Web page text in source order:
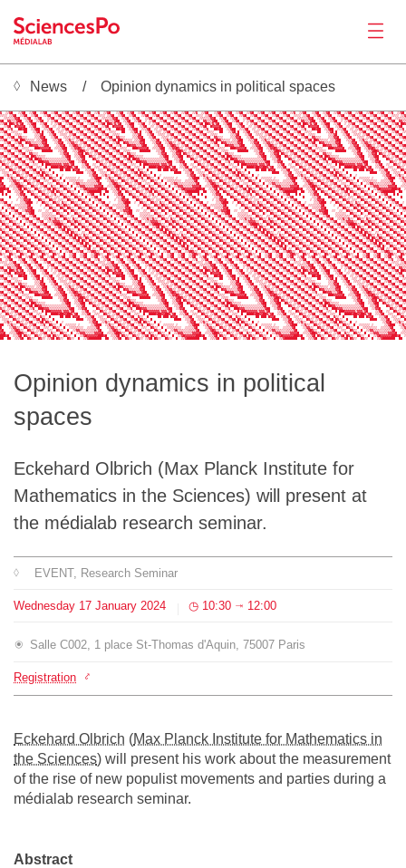
News
Productions
Activities
Tools
Seminar
Team
The médialab
News Opinion dynamics in political spaces
▓  ░▒▓█   ░▒▓█  ░▒▓█  ░▒▓█  ░▒▓█  ░▒▓█  ░▒▓█  ░▒▓█  ░▒▓  ░▒▓█   ░▒▓█  ░▒▓█  ░▒▓█  ░▒▓█  ░▒▓█  ░▒▓█  ░▒▓█  ░▒▓  ░▒▓█   ░▒▓█  ░▒▓█  ░▒▓█  ░▒▓█  ░▒▓█  ░▒▓█  ░▒▓█  ░▒▓  ░▒▓█   ░▒▓█  ░▒▓█  ░▒▓█  ░▒▓█  ░▒▓█  ░▒▓█  ░▒▓█  ░▒▓  ░▒▓█
░▒░░ ░▒▓█  ░▒▓█  ░▒▓█   ░▒▓█  ░▒▓█  ░▒▓█  ░▒▓█  ░▒▓█  ░▒░░ ░▒▓█  ░▒▓█  ░▒▓█   ░▒▓█  ░▒▓█  ░▒▓█  ░▒▓█  ░▒▓█  ░▒░░ ░▒▓█  ░▒▓█  ░▒▓█   ░▒▓█  ░▒▓█  ░▒▓█  ░▒▓█  ░▒▓█  ░▒░░ ░▒▓█  ░▒▓█  ░▒▓█   ░▒▓█  ░▒▓█  ░▒▓█  ░▒▓█  ░▒▓█  ░▒░░
░▒▒░░▒▓▓█  ░▒▓█  ░▒▓█   ░▒▓█  ░▒▓█  ░▒▓█  ░▒▓█  ░▒▓█  ░▒▒░░▒▓▓█  ░▒▓█  ░▒▓█   ░▒▓█  ░▒▓█  ░▒▓█  ░▒▓█  ░▒▓█  ░▒▒░░▒▓▓█  ░▒▓█  ░▒▓█   ░▒▓█  ░▒▓█  ░▒▓█  ░▒▓█  ░▒▓█  ░▒▒░░▒▓▓█  ░▒▓█  ░▒▓█   ░▒▓█  ░▒▓█  ░▒▓█  ░▒▓█  ░▒▓█
▓█  ▓▓▒▒▒▓██  ░▒▓█  ░▒▓█  ░ ░▒▓█  ░▒▓█  ░▒▓█  ░▒▓█  ░▒▓█  ▓▓▒▒▒▓██  ░▒▓█  ░▒▓█  ░ ░▒▓█  ░▒▓█  ░▒▓█  ░▒▓█  ░▒▓█  ▓▓▒▒▒▓██  ░▒▓█  ░▒▓█  ░ ░▒▓█  ░▒▓█  ░▒▓█  ░▒▓█  ░▒▓█  ▓▓▒▒▒▓██  ░▒▓█  ░▒▓█  ░ ░▒▓█  ░▒▓█  ░▒▓█  ░▒▓█  ░▒▓█
░▒▓█ ██▓▒▓▒▓█  ░▒▓██  ░▒▓█  ░ ░▒▓█  ░▒▓█  ░▒▓█  ░▒▓█  ░▒▓█ ██▓▒▓▒▓█  ░▒▓██  ░▒▓█  ░ ░▒▓█  ░▒▓█  ░▒▓█  ░▒▓█  ░▒▓█ ██▓▒▓▒▓█  ░▒▓██  ░▒▓█  ░ ░▒▓█  ░▒▓█  ░▒▓█  ░▒▓█  ░▒▓█ ██▓▒▓▒▓█  ░▒▓██  ░▒▓█  ░ ░▒▓█  ░▒▓█  ░▒▓█  ░▒▓█  ░▒▓█
░▒▓█  █▓▓▓▓█  ░▒▓█   ░▒▓█  ░░ ░▒▓█  ░▒▓█  ░▒▓█  ░▒▓█  ░▒▓█  █▓▓▓▓█  ░▒▓█   ░▒▓█  ░░ ░▒▓█  ░▒▓█  ░▒▓█  ░▒▓█  ░▒▓█  █▓▓▓▓█  ░▒▓█   ░▒▓█  ░░ ░▒▓█  ░▒▓█  ░▒▓█  ░▒▓█  ░▒▓█  █▓▓▓▓█  ░▒▓█   ░▒▓█  ░░ ░▒▓█  ░▒▓█  ░▒▓█  ░▒▓█  ░▒▓█
▓█  ░▒▓   ██▓██  ░▒▓██  ░░▒▓█  ░░ ░▒▓█  ░▒▓█  ░▒▓█  ░▒▓█  ░▒▓   ██▓██  ░▒▓██  ░░▒▓█  ░░ ░▒▓█  ░▒▓█  ░▒▓█  ░▒▓█  ░▒▓   ██▓██  ░▒▓██  ░░▒▓█  ░░ ░▒▓█  ░▒▓█  ░▒▓█  ░▒▓█  ░▒▓   ██▓██  ░▒▓██  ░░▒▓█  ░░ ░▒▓█  ░▒▓█  ░▒▓█  ░▒▓█
░▒▓█  ░▒░░   ██   ░▒▓█ █  ░▒▓█  ░▒░ ░▒▓█  ░▒▓█  ░▒▓█  ░▒▓█  ░▒░░   ██   ░▒▓█ █  ░▒▓█  ░▒░ ░▒▓█  ░▒▓█  ░▒▓█  ░▒▓█  ░▒░░   ██   ░▒▓█ █  ░▒▓█  ░▒░ ░▒▓█  ░▒▓█  ░▒▓█  ░▒▓█  ░▒░░   ██   ░▒▓█ █  ░▒▓█  ░▒░ ░▒▓█  ░▒▓█  ░▒▓█  ░▒▓█
░▒▓█  ░▒▒░       ░▒▒▓█   ░▒▓█  ░▒▒░ ░▒▓█  ░▒▓█  ░▒▓█  ░▒▓█  ░▒▒░       ░▒▒▓█   ░▒▓█  ░▒▒░ ░▒▓█  ░▒▓█  ░▒▓█  ░▒▓█  ░▒▒░       ░▒▒▓█   ░▒▓█  ░▒▒░ ░▒▓█  ░▒▓█  ░▒▓█  ░▒▓█  ░▒▒░       ░▒▒▓█   ░▒▓█  ░▒▒░ ░▒▓█  ░▒▓█  ░▒▓█  ░▒▓█
▓█  ░▒▓█  ▓▓▒░░    ░░▒▓▓█   ░▒▓█   ░▒▒░ ░▒▓█  ░▒▓█  ░▒▓█  ░▒▓█  ▓▓▒░░    ░░▒▓▓█   ░▒▓█   ░▒▒░ ░▒▓█  ░▒▓█  ░▒▓█  ░▒▓█  ▓▓▒░░    ░░▒▓▓█   ░▒▓█   ░▒▒░ ░▒▓█  ░▒▓█  ░▒▓█  ░▒▓█  ▓▓▒░░    ░░▒▓▓█   ░▒▓█   ░▒▒░ ░▒▓█  ░▒▓█  ░▒▓█
░▒▓█  ░▒▓█ ██▓▒▒░░░ ░▒▒▓██   ░▒▒▓█  ░▒▓▒░ ░▒▓█  ░▒▓█  ░▒▓█  ░▒▓█ ██▓▒▒░░░ ░▒▒▓██   ░▒▒▓█  ░▒▓▒░ ░▒▓█  ░▒▓█  ░▒▓█  ░▒▓█ ██▓▒▒░░░ ░▒▒▓██   ░▒▒▓█  ░▒▓▒░ ░▒▓█  ░▒▓█  ░▒▓█  ░▒▓█ ██▓▒▒░░░ ░▒▒▓██   ░▒▒▓█  ░▒▓▒░ ░▒▓█  ░▒▓█  ░▒▓█
░▒▓█  ░▒▓█  █▓▓▒▒▒░░▒▓▓█    ░▒▓▓█  ░▒▓▓▒░ ░▒▓█  ░▒▓█  ░▒▓█  ░▒▓█  █▓▓▒▒▒░░▒▓▓█    ░▒▓▓█  ░▒▓▓▒░ ░▒▓█  ░▒▓█  ░▒▓█  ░▒▓█  █▓▓▒▒▒░░▒▓▓█    ░▒▓▓█  ░▒▓▓▒░ ░▒▓█  ░▒▓█  ░▒▓█  ░▒▓█  █▓▓▒▒▒░░▒▓▓█    ░▒▓▓█  ░▒▓▓▒░ ░▒▓█  ░▒▓█  ░▒▓█
▓█  ░▒▓█  ░▒▓   ██▓▓▓▒▒▒▓██    ░▒▓▓█  ░▒▓█▓▒░ ░▒▓█  ░▒▓█  ░▒▓█  ░▒▓   ██▓▓▓▒▒▒▓██    ░▒▓▓█  ░▒▓█▓▒░ ░▒▓█  ░▒▓█  ░▒▓█  ░▒▓   ██▓▓▓▒▒▒▓██    ░▒▓▓█  ░▒▓█▓▒░ ░▒▓█  ░▒▓█  ░▒▓█  ░▒▓   ██▓▓▓▒▒▒▓██    ░▒▓▓█  ░▒▓█▓▒░ ░▒▓█  ░▒▓█
░▒▓█  ░▒▓█  ░▒░░   ███▓▓▓▓▓█  ░░░▒▓██  ░▒▓▓█▓▒░ ░▒▓█  ░▒▓█  ░▒▓█  ░▒░░   ███▓▓▓▓▓█  ░░░▒▓██  ░▒▓▓█▓▒░ ░▒▓█  ░▒▓█  ░▒▓█  ░▒░░   ███▓▓▓▓▓█  ░░░▒▓██  ░▒▓▓█▓▒░ ░▒▓█  ░▒▓█  ░▒▓█  ░▒░░   ███▓▓▓▓▓█  ░░░▒▓██  ░▒▓▓█▓▒░ ░▒▓█  ░▒▓█
░▒▓█  ░▒▓█  ░▒▒░     ██████   ░▒▒▓█   ░▒▒▓██▓▒░ ░▒▓█  ░▒▓█  ░▒▓█  ░▒▒░     ██████   ░▒▒▓█   ░▒▒▓██▓▒░ ░▒▓█  ░▒▓█  ░▒▓█  ░▒▒░     ██████   ░▒▒▓█   ░▒▒▓██▓▒░ ░▒▓█  ░▒▓█  ░▒▓█  ░▒▒░     ██████   ░▒▒▓█   ░▒▒▓██▓▒░ ░▒▓█  ░▒▓█
▓█  ░▒▓█  ░▒▓█  ▓▓▒░░            ░▒▓▓█   ░▒▓▓█ █▓▒░ ░▒▓█  ░▒▓█  ░▒▓█  ▓▓▒░░            ░▒▓▓█   ░▒▓▓█ █▓▒░ ░▒▓█  ░▒▓█  ░▒▓█  ▓▓▒░░            ░▒▓▓█   ░▒▓▓█ █▓▒░ ░▒▓█  ░▒▓█  ░▒▓█  ▓▓▒░░            ░▒▓▓█   ░▒▓▓█ █▓▒░ ░▒▓█
░▒▓█  ░▒▓█  ░▒▓█ ██▓▒▒░░░         ░▒▓██  ░░▒▓██  █▓▒░ ░▒▓█  ░▒▓█  ░▒▓█ ██▓▒▒░░░         ░▒▓██  ░░▒▓██  █▓▒░ ░▒▓█  ░▒▓█  ░▒▓█ ██▓▒▒░░░         ░▒▓██  ░░▒▓██  █▓▒░ ░▒▓█  ░▒▓█  ░▒▓█ ██▓▒▒░░░         ░▒▓██  ░░▒▓██  █▓▒░ ░▒▓█
░ ░▒▓█  ░▒▓█  ░▒▓█ ██▓▓▒▒▒░░░░░░░░░░▒▓█   ░▒▒▓█    █▓▒░ ░▒▓█  ░▒▓█  ░▒▓█ ██▓▓▒▒▒░░░░░░░░░░▒▓█   ░▒▒▓█    █▓▒░ ░▒▓█  ░▒▓█  ░▒▓█ ██▓▓▒▒▒░░░░░░░░░░▒▓█   ░▒▒▓█    █▓▒░ ░▒▓█  ░▒▓█  ░▒▓█ ██▓▓▒▒▒░░░░░░░░░░▒▓█   ░▒▒▓█    █▓▒░ ░▒▓█
▓▒░ ░▒▓█  ░▒▓█  ░▒▓  ███▓▓▓▒▒▒▒▒▒▒▒▒▒▒▓██  ░▒▓▓█     █▓▒░ ░▒▓█  ░▒▓█  ░▒▓  ███▓▓▓▒▒▒▒▒▒▒▒▒▒▒▓██  ░▒▓▓█     █▓▒░ ░▒▓█  ░▒▓█  ░▒▓  ███▓▓▓▒▒▒▒▒▒▒▒▒▒▒▓██  ░▒▓▓█     █▓▒░ ░▒▓█  ░▒▓█  ░▒▓  ███▓▓▓▒▒▒▒▒▒▒▒▒▒▒▓██  ░▒▓▓█     █▓▒░
█▓▒░ ░▒▓█  ░▒▓█  ░▒░  █ ███▓▓▓▓▓▓▒▓▓▓▒▓█    ░▒▓█  ░░  █▓▒░ ░▒▓█  ░▒▓█  ░▒░  █ ███▓▓▓▓▓▓▒▓▓▓▒▓█    ░▒▓█  ░░  █▓▒░ ░▒▓█  ░▒▓█  ░▒░  █ ███▓▓▓▓▓▓▒▓▓▓▒▓█    ░▒▓█  ░░  █▓▒░ ░▒▓█  ░▒▓█  ░▒░  █ ███▓▓▓▓▓▓▒▓▓▓▒▓█    ░▒▓█  ░░  █▓▒░
░  █▓▒░ ░▒▓█  ░▒▓█  ░▒░  █  ████▓██▓▓██▓▒▓█  ░░▒▓█  ░▒░  █▓▒░ ░▒▓█  ░▒▓█  ░▒░  █  ████▓██▓▓██▓▒▓█  ░░▒▓█  ░▒░  █▓▒░ ░▒▓█  ░▒▓█  ░▒░  █  ████▓██▓▓██▓▒▓█  ░░▒▓█  ░▒░  █▓▒░ ░▒▓█  ░▒▓█  ░▒░  █  ████▓██▓▓██▓▒▓█  ░░▒▓█  ░▒░
░▒░  █▓▒░ ░▒▓█  ░▒▓█  ▓▒░  █     ██ ███ █▓▓█   ░░▒▓█  ░▒░  █▓▒░ ░▒▓█  ░▒▓█  ▓▒░  █     ██ ███ █▓▓█   ░░▒▓█  ░▒░  █▓▒░ ░▒▓█  ░▒▓█  ▓▒░  █     ██ ███ █▓▓█   ░░▒▓█  ░▒░  █▓▒░ ░▒▓█  ░▒▓█  ▓▒░  █     ██ ███ █▓▓█   ░░▒▓█  ░▒░
░▒▒░  █▓▒░ ░▒▓█  ░▒▓█ █▓▒░  █            ████  ░▒▒▓█  ░▒▒░  █▓▒░ ░▒▓█  ░▒▓█ █▓▒░  █            ████  ░▒▒▓█  ░▒▒░  █▓▒░ ░▒▓█  ░▒▓█ █▓▒░  █            ████  ░▒▒▓█  ░▒▒░  █▓▒░ ░▒▓█  ░▒▓█ █▓▒░  █            ████  ░▒▒▓█  ░▒▒░
░▒▓▒░  █▓▒░ ░▒▓█  ░▒▓█ █▓▒░  █  ░              ░▒▓▓█  ░▒▓▒░  █▓▒░ ░▒▓█  ░▒▓█ █▓▒░  █  ░              ░▒▓▓█  ░▒▓▒░  █▓▒░ ░▒▓█  ░▒▓█ █▓▒░  █  ░              ░▒▓▓█  ░▒▓▒░  █▓▒░ ░▒▓█  ░▒▓█ █▓▒░  █  ░              ░▒▓▓█  ░▒▓▒░
██  ░▒▓▒░  █▓▒░ ░▒▓█  ░▒▓  █▓▒░  █  ░░░░░░ ░      ░▒▓███  ░▒▓▒░  █▓▒░ ░▒▓█  ░▒▓  █▓▒░  █  ░░░░░░ ░      ░▒▓███  ░▒▓▒░  █▓▒░ ░▒▓█  ░▒▓  █▓▒░  █  ░░░░░░ ░      ░▒▓███  ░▒▓▒░  █▓▒░ ░▒▓█  ░▒▓  █▓▒░  █  ░░░░░░ ░      ░▒▓███
█    ░▒▓▓▒░  █▓▒░ ░▒▓█  ░▒░  █▓▒░  █  ░▒▒▒▒░░░  ░░░░▒▓█    ░▒▓▓▒░  █▓▒░ ░▒▓█  ░▒░  █▓▒░  █  ░▒▒▒▒░░░  ░░░░▒▓█    ░▒▓▓▒░  █▓▒░ ░▒▓█  ░▒░  █▓▒░  █  ░▒▒▒▒░░░  ░░░░▒▓█    ░▒▓▓▒░  █▓▒░ ░▒▓█  ░▒░  █▓▒░  █  ░▒▒▒▒░░░  ░░░░▒▓█
▓█    ░▒▓█▓▒░  █▓▒░ ░▒▓█  ░▒░  █▓▒░  █  ░▒▓▓▒▒▒░░░▒▒▒▒▓█    ░▒▓█▓▒░  █▓▒░ ░▒▓█  ░▒░  █▓▒░  █  ░▒▓▓▒▒▒░░░▒▒▒▒▓█    ░▒▓█▓▒░  █▓▒░ ░▒▓█  ░▒░  █▓▒░  █  ░▒▓▓▒▒▒░░░▒▒▒▒▓█    ░▒▓█▓▒░  █▓▒░ ░▒▓█  ░▒░  █▓▒░  █  ░▒▓▓▒▒▒░░░▒▒▒▒▓█
▓▓█  ░░░▒▓██▓▒░  █▓▒░ ░▒▓█  ▓▒░  █▓▒░  █  ░▒▓▓▓▒▒▒▒▒▓▓▓▓█  ░░░▒▓██▓▒░  █▓▒░ ░▒▓█  ▓▒░  █▓▒░  █  ░▒▓▓▓▒▒▒▒▒▓▓▓▓█  ░░░▒▓██▓▒░  █▓▒░ ░▒▓█  ▓▒░  █▓▒░  █  ░▒▓▓▓▒▒▒▒▒▓▓▓▓█  ░░░▒▓██▓▒░  █▓▒░ ░▒▓█  ▓▒░  █▓▒░  █  ░▒▓▓▓▒▒▒▒▒▓▓▓▓█
███▓█  ░░▒▓█ █▓▒░  █▓▒░ ░▒▓█ █▓▒░  █▓▒░  █  ░▒▓█▓▓▓▓▓▓███▓█  ░░▒▓█ █▓▒░  █▓▒░ ░▒▓█ █▓▒░  █▓▒░  █  ░▒▓█▓▓▓▓▓▓███▓█  ░░▒▓█ █▓▒░  █▓▒░ ░▒▓█ █▓▒░  █▓▒░  █  ░▒▓█▓▓▓▓▓▓███▓█  ░░▒▓█ █▓▒░  █▓▒░ ░▒▓█ █▓▒░  █▓▒░  █  ░▒▓█▓▓▓▓▓▓███▓█
██  ██  ░▒▒▓█  █▓▒░  █▓▒░ ░▒▓█ █▓▒░  █▓▒░  █  ░▒▓███████  ██  ░▒▒▓█  █▓▒░  █▓▒░ ░▒▓█ █▓▒░  █▓▒░  █  ░▒▓███████  ██  ░▒▒▓█  █▓▒░  █▓▒░ ░▒▓█ █▓▒░  █▓▒░  █  ░▒▓███████  ██  ░▒▒▓█  █▓▒░  █▓▒░ ░▒▓█ █▓▒░  █▓▒░  █  ░▒▓███████  ██
█ █     ░▒▓▓█   █▓▒░  █▓▒░ ░▒▓  █▓▒░  █▓▒░  █  ░▒▓█   █ █     ░▒▓▓█   █▓▒░  █▓▒░ ░▒▓  █▓▒░  █▓▒░  █  ░▒▓█   █ █     ░▒▓▓█   █▓▒░  █▓▒░ ░▒▓  █▓▒░  █▓▒░  █  ░▒▓█   █ █     ░▒▓▓█   █▓▒░  █▓▒░ ░▒▓  █▓▒░  █▓▒░  █  ░▒▓█   █ █
█    ░▒▒▓█    █▓▒░  █▓▒░ ░▒░  █▓▒░  █▓▒░  █  ░▒▓█     █    ░▒▒▓█    █▓▒░  █▓▒░ ░▒░  █▓▒░  █▓▒░  █  ░▒▓█     █    ░▒▒▓█    █▓▒░  █▓▒░ ░▒░  █▓▒░  █▓▒░  █  ░▒▓█     █    ░▒▒▓█    █▓▒░  █▓▒░ ░▒░  █▓▒░  █▓▒░  █  ░▒▓█     █
▓█       ░ ░▒▓▓▓█    █▓▒░  █▓▒░ ░▒░  █▓▒░  █▓▒░  █  ░▒▓█       ░ ░▒▓▓▓█    █▓▒░  █▓▒░ ░▒░  █▓▒░  █▓▒░  █  ░▒▓█       ░ ░▒▓▓▓█    █▓▒░  █▓▒░ ░▒░  █▓▒░  █▓▒░  █  ░▒▓█       ░ ░▒▓▓▓█    █▓▒░  █▓▒░ ░▒░  █▓▒░  █▓▒░  █  ░▒▓█
░▒▓█  ░    ░░▒▓███  ░  █▓▒░  █▓▒░ ▓▒░  █▓▒░  █▓▒░  █  ░▒▓█  ░    ░░▒▓███  ░  █▓▒░  █▓▒░ ▓▒░  █▓▒░  █▓▒░  █  ░▒▓█  ░    ░░▒▓███  ░  █▓▒░  █▓▒░ ▓▒░  █▓▒░  █▓▒░  █  ░▒▓█  ░    ░░▒▓███  ░  █▓▒░  █▓▒░ ▓▒░  █▓▒░  █▓▒░  █  ░▒▓█  ░
░▒▓█  ░░░░░▒▒▓█     ░  █▓▒░  █▓▒░█▓▒░  █▓▒░  █▓▒░  █  ░▒▓█  ░░░░░▒▒▓█     ░  █▓▒░  █▓▒░█▓▒░  █▓▒░  █▓▒░  █  ░▒▓█  ░░░░░▒▒▓█     ░  █▓▒░  █▓▒░█▓▒░  █▓▒░  █▓▒░  █  ░▒▓█  ░░░░░▒▒▓█     ░  █▓▒░  █▓▒░█▓▒░  █▓▒░  █▓▒░  █  ░▒▓█
█  ░▒▓█  ░▒▒▒▒▓▓█      ░  █▓▒░  █▓▒ █▓▒░  █▓▒░  █▓▒░  █  ░▒▓█  ░▒▒▒▒▓▓█      ░  █▓▒░  █▓▒ █▓▒░  █▓▒░  █▓▒░  █  ░▒▓█  ░▒▒▒▒▓▓█      ░  █▓▒░  █▓▒ █▓▒░  █▓▒░  █▓▒░  █  ░▒▓█  ░▒▒▒▒▓▓█      ░  █▓▒░  █▓▒ █▓▒░  █▓▒░  █▓▒░  █
░  █  ░▒▓█  ░▒▓▓▓██  ░░  ░░  █▓▒░  █▓  █▓▒░  █▓▒░  █▓▒░  █  ░▒▓█  ░▒▓▓▓██  ░░  ░░  █▓▒░  █▓  █▓▒░  █▓▒░  █▓▒░  █  ░▒▓█  ░▒▓▓▓██  ░░  ░░  █▓▒░  █▓  █▓▒░  █▓▒░  █▓▒░  █  ░▒▓█  ░▒▓▓▓██  ░░  ░░  █▓▒░  █▓  █▓▒░  █▓▒░  █▓▒░  █
▓▒░  █  ░▒▓█  ░▒▓██    ░░░░▒░  █▓▒░  █░  █▓▒░  █▓▒░  █▓▒░  █  ░▒▓█  ░▒▓██    ░░░░▒░  █▓▒░  █░  █▓▒░  █▓▒░  █▓▒░  █  ░▒▓█  ░▒▓██    ░░░░▒░  █▓▒░  █░  █▓▒░  █▓▒░  █▓▒░  █  ░▒▓█  ░▒▓██    ░░░░▒░  █▓▒░  █░  █▓▒░  █▓▒░  █▓▒░  █
█▓▒░  █  ░▒▓█  ░▒▓█   ░░▒▒░▒▒░  █▓▒░  ▒░  █▓▒░  █▓▒░  █▓▒░  █  ░▒▓█  ░▒▓█   ░░▒▒░▒▒░  █▓▒░  ▒░  █▓▒░  █▓▒░  █▓▒░  █  ░▒▓█  ░▒▓█   ░░▒▒░▒▒░  █▓▒░  ▒░  █▓▒░  █▓▒░  █▓▒░  █  ░▒▓█  ░▒▓█   ░░▒▒░▒▒░  █▓▒░  ▒░  █▓▒░  █▓▒░  █▓▒░
░  █▓▒░  █  ░▒▓█  ░▒▓█  ░▒▒▓▒▒▓▒░  █▓▒░ ▓▒░  █▓▒░  █▓▒░  █▓▒░  █  ░▒▓█  ░▒▓█  ░▒▒▓▒▒▓▒░  █▓▒░ ▓▒░  █▓▒░  █▓▒░  █▓▒░  █  ░▒▓█  ░▒▓█  ░▒▒▓▒▒▓▒░  █▓▒░ ▓▒░  █▓▒░  █▓▒░  █▓▒░  █  ░▒▓█  ░▒▓█  ░▒▒▓▒▒▓▒░  █▓▒░ ▓▒░  █▓▒░  █▓▒░
▓▒░  █▓▒░  █  ░▒▓█  ░▒▓█  ░▒▒▓▓▓▓▒░  █▓▒░█▓▒░  █▓▒░  █▓▒░  █▓▒░  █  ░▒▓█  ░▒▓█  ░▒▒▓▓▓▓▒░  █▓▒░█▓▒░  █▓▒░  █▓▒░  █▓▒░  █  ░▒▓█  ░▒▓█  ░▒▒▓▓▓▓▒░  █▓▒░█▓▒░  █▓▒░  █▓▒░  █▓▒░  █  ░▒▓█  ░▒▓█  ░▒▒▓▓▓▓▒░  █▓▒░█▓▒░  █▓▒░  █▓▒░
█▓▒░  █▓▒░  █  ░▒▓█  ░▒▓█  ░▒▓███▓▒░  █▓▒ █▓▒░  █▓▒░  █▓▒░  █▓▒░  █  ░▒▓█  ░▒▓█  ░▒▓███▓▒░  █▓▒ █▓▒░  █▓▒░  █▓▒░  █▓▒░  █  ░▒▓█  ░▒▓█  ░▒▓███▓▒░  █▓▒ █▓▒░  █▓▒░  █▓▒░  █▓▒░  █  ░▒▓█  ░▒▓█  ░▒▓███▓▒░  █▓▒ █▓▒░  █▓▒░  █▓▒░
░  █▓▒░  █▓▒░  █  ░▒▓█  ░▒▓█  ░▒▓█ █▓▒░  █▓  █▓▒░  █▓▒░  █▓▒░  █▓▒░  █  ░▒▓█  ░▒▓█  ░▒▓█ █▓▒░  █▓  █▓▒░  █▓▒░  █▓▒░  █▓▒░  █  ░▒▓█  ░▒▓█  ░▒▓█ █▓▒░  █▓  █▓▒░  █▓▒░  █▓▒░  █▓▒░  █  ░▒▓█  ░▒▓█  ░▒▓█ █▓▒░  █▓  █▓▒░  █▓▒░
▓▒░  █▓▒░  █▓▒░  █  ░▒▓█  ░▒▓█  ░▒▓█ █▓▒░  █░  █▓▒░  █▓▒░  █▓▒░  █▓▒░  █  ░▒▓█  ░▒▓█  ░▒▓█ █▓▒░  █░  █▓▒░  █▓▒░  █▓▒░  █▓▒░  █  ░▒▓█  ░▒▓█  ░▒▓█ █▓▒░  █░  █▓▒░  █▓▒░  █▓▒░  █▓▒░  █  ░▒▓█  ░▒▓█  ░▒▓█ █▓▒░  █░  █▓▒░  █▓▒░
█▓▒░  █▓▒░  █▓▒░  █  ░▒▓█  ░▒▓█  ░▒▓█ █▓▒░  ▒░  █▓▒░  █▓▒░  █▓▒░  █▓▒░  █  ░▒▓█  ░▒▓█  ░▒▓█ █▓▒░  ▒░  █▓▒░  █▓▒░  █▓▒░  █▓▒░  █  ░▒▓█  ░▒▓█  ░▒▓█ █▓▒░  ▒░  █▓▒░  █▓▒░  █▓▒░  █▓▒░  █  ░▒▓█  ░▒▓█  ░▒▓█ █▓▒░  ▒░  █▓▒░  █▓▒░
░  █▓▒░  █▓▒░  █▓▒░  █  ░▒▓█  ░▒▓█  ░▒▓█ █▓▒░ ▓▒░  █▓▒░  █▓▒░  █▓▒░  █▓▒░  █  ░▒▓█  ░▒▓█  ░▒▓█ █▓▒░ ▓▒░  █▓▒░  █▓▒░  █▓▒░  █▓▒░  █  ░▒▓█  ░▒▓█  ░▒▓█ █▓▒░ ▓▒░  █▓▒░  █▓▒░  █▓▒░  █▓▒░  █  ░▒▓█  ░▒▓█  ░▒▓█ █▓▒░ ▓▒░  █▓▒░
▓▒░  █▓▒░  █▓▒░  █▓▒░  █  ░▒▓█  ░▒▓█  ░▒▓█ █▓▒░█▓▒░  █▓▒░  █▓▒░  █▓▒░  █▓▒░  █  ░▒▓█  ░▒▓█  ░▒▓█ █▓▒░█▓▒░  █▓▒░  █▓▒░  █▓▒░  █▓▒░  █  ░▒▓█  ░▒▓█  ░▒▓█ █▓▒░█▓▒░  █▓▒░  █▓▒░  █▓▒░  █▓▒░  █  ░▒▓█  ░▒▓█  ░▒▓█ █▓▒░█▓▒░  █▓▒░
█▓▒░  █▓▒░  █▓▒░  █▓▒░  █  ░▒▓█  ░▒▓█  ░▒▓█ █▓▒ █▓▒░  █▓▒░  █▓▒░  █▓▒░  █▓▒░  █  ░▒▓█  ░▒▓█  ░▒▓█ █▓▒ █▓▒░  █▓▒░  █▓▒░  █▓▒░  █▓▒░  █  ░▒▓█  ░▒▓█  ░▒▓█ █▓▒ █▓▒░  █▓▒░  █▓▒░  █▓▒░  █▓▒░  █  ░▒▓█  ░▒▓█  ░▒▓█ █▓▒ █▓▒░  █▓▒░
░  █▓▒░  █▓▒░  █▓▒░  █▓▒░  █  ░▒▓█  ░▒▓█  ░▒▓█ █▓  █▓▒░  █▓▒░  █▓▒░  █▓▒░  █▓▒░  █  ░▒▓█  ░▒▓█  ░▒▓█ █▓  █▓▒░  █▓▒░  █▓▒░  █▓▒░  █▓▒░  █  ░▒▓█  ░▒▓█  ░▒▓█ █▓  █▓▒░  █▓▒░  █▓▒░  █▓▒░  █▓▒░  █  ░▒▓█  ░▒▓█  ░▒▓█ █▓  █▓▒░  █▓▒░
▓▒░  █▓▒░  █▓▒░  █▓▒░  █▓▒░  █  ░▒▓█  ░▒▓█  ░▒▓█ █░  █▓▒░  █▓▒░  █▓▒░  █▓▒░  █▓▒░  █  ░▒▓█  ░▒▓█  ░▒▓█ █░  █▓▒░  █▓▒░  █▓▒░  █▓▒░  █▓▒░  █  ░▒▓█  ░▒▓█  ░▒▓█ █░  █▓▒░  █▓▒░  █▓▒░  █▓▒░  █▓▒░  █  ░▒▓█  ░▒▓█  ░▒▓█ █░  █▓▒░
█▓▒░  █▓▒░  █▓▒░  █▓▒░  █▓▒░  █  ░▒▓█  ░▒▓█  ░▒▓█ ▒░  █▓▒░  █▓▒░  █▓▒░  █▓▒░  █▓▒░  █  ░▒▓█  ░▒▓█  ░▒▓█ ▒░  █▓▒░  █▓▒░  █▓▒░  █▓▒░  █▓▒░  █  ░▒▓█  ░▒▓█  ░▒▓█ ▒░  █▓▒░  █▓▒░  █▓▒░  █▓▒░  █▓▒░  █  ░▒▓█  ░▒▓█  ░▒▓█ ▒░  █▓▒░
░  █▓▒░  █▓▒░  █▓▒░  █▓▒░  █▓▒░  █  ░▒▓█  ░▒▓█  ░▒▓█▓▒░  █▓▒░  █▓▒░  █▓▒░  █▓▒░  █▓▒░  █  ░▒▓█  ░▒▓█  ░▒▓█▓▒░  █▓▒░  █▓▒░  █▓▒░  █▓▒░  █▓▒░  █  ░▒▓█  ░▒▓█  ░▒▓█▓▒░  █▓▒░  █▓▒░  █▓▒░  █▓▒░  █▓▒░  █  ░▒▓█  ░▒▓█  ░▒▓█▓▒░  █▓▒░
▓▒░  █▓▒░  █▓▒░  █▓▒░  █▓▒░  █▓▒░  █  ░▒▓█  ░▒▓█  ░▒▓█▓▒░  █▓▒░  █▓▒░  █▓▒░  █▓▒░  █▓▒░  █  ░▒▓█  ░▒▓█  ░▒▓█▓▒░  █▓▒░  █▓▒░  █▓▒░  █▓▒░  █▓▒░  █  ░▒▓█  ░▒▓█  ░▒▓█▓▒░  █▓▒░  █▓▒░  █▓▒░  █▓▒░  █▓▒░  █  ░▒▓█  ░▒▓█  ░▒▓█▓▒░
░▒▓█  ░▒▓█  ░▒▓█  ░▒▓█  ░▒▓█  ░▒▓█  ░▒▓█  ░▒▓█  ░▒▓█  ░▒▓█  ░▒▓█  ░▒▓█  ░▒▓█  ░▒▓█  ░▒▓█  ░▒▓█  ░▒▓█  ░▒▓█  ░▒▓█  ░▒▓█  ░▒▓█  ░▒▓█  ░▒▓█  ░▒▓█  ░▒▓█  ░▒▓█  ░▒▓█  ░▒▓█  ░▒▓█  ░▒▓█  ░▒▓█  ░▒▓█  ░▒▓█  ░▒▓█  ░▒▓█  ░▒▓█  ░▒▓█
▓  ░▒▓█   ░▒▓█  ░▒▓█  ░▒▓█  ░▒▓█  ░▒▓█  ░▒▓█  ░▒▓█  ░▒▓  ░▒▓█   ░▒▓█  ░▒▓█  ░▒▓█  ░▒▓█  ░▒▓█  ░▒▓█  ░▒▓█  ░▒▓  ░▒▓█   ░▒▓█  ░▒▓█  ░▒▓█  ░▒▓█  ░▒▓█  ░▒▓█  ░▒▓█  ░▒▓  ░▒▓█   ░▒▓█  ░▒▓█  ░▒▓█  ░▒▓█  ░▒▓█  ░▒▓█  ░▒▓█  ░▒▓  ░▒▓█
░▒░░ ░▒▓█  ░▒▓█  ░▒▓█   ░▒▓█  ░▒▓█  ░▒▓█  ░▒▓█  ░▒▓█  ░▒░░ ░▒▓█  ░▒▓█  ░▒▓█   ░▒▓█  ░▒▓█  ░▒▓█  ░▒▓█  ░▒▓█  ░▒░░ ░▒▓█  ░▒▓█  ░▒▓█   ░▒▓█  ░▒▓█  ░▒▓█  ░▒▓█  ░▒▓█  ░▒░░ ░▒▓█  ░▒▓█  ░▒▓█   ░▒▓█  ░▒▓█  ░▒▓█  ░▒▓█  ░▒▓█  ░▒░░
░▒▒░░▒▓▓█  ░▒▓█  ░▒▓█   ░▒▓█  ░▒▓█  ░▒▓█  ░▒▓█  ░▒▓█  ░▒▒░░▒▓▓█  ░▒▓█  ░▒▓█   ░▒▓█  ░▒▓█  ░▒▓█  ░▒▓█  ░▒▓█  ░▒▒░░▒▓▓█  ░▒▓█  ░▒▓█   ░▒▓█  ░▒▓█  ░▒▓█  ░▒▓█  ░▒▓█  ░▒▒░░▒▓▓█  ░▒▓█  ░▒▓█   ░▒▓█  ░▒▓█  ░▒▓█  ░▒▓█  ░▒▓█
▓█  ▓▓▒▒▒▓██  ░▒▓█  ░▒▓█  ░ ░▒▓█  ░▒▓█  ░▒▓█  ░▒▓█  ░▒▓█  ▓▓▒▒▒▓██  ░▒▓█  ░▒▓█  ░ ░▒▓█  ░▒▓█  ░▒▓█  ░▒▓█  ░▒▓█  ▓▓▒▒▒▓██  ░▒▓█  ░▒▓█  ░ ░▒▓█  ░▒▓█  ░▒▓█  ░▒▓█  ░▒▓█  ▓▓▒▒▒▓██  ░▒▓█  ░▒▓█  ░ ░▒▓█  ░▒▓█  ░▒▓█  ░▒▓█  ░▒▓█
░▒▓█ ██▓▒▓▒▓█  ░▒▓██  ░▒▓█  ░ ░▒▓█  ░▒▓█  ░▒▓█  ░▒▓█  ░▒▓█ ██▓▒▓▒▓█  ░▒▓██  ░▒▓█  ░ ░▒▓█  ░▒▓█  ░▒▓█  ░▒▓█  ░▒▓█ ██▓▒▓▒▓█  ░▒▓██  ░▒▓█  ░ ░▒▓█  ░▒▓█  ░▒▓█  ░▒▓█  ░▒▓█ ██▓▒▓▒▓█  ░▒▓██  ░▒▓█  ░ ░▒▓█  ░▒▓█  ░▒▓█  ░▒▓█  ░▒▓█
░▒▓█  █▓▓▓▓█  ░▒▓█   ░▒▓█  ░░ ░▒▓█  ░▒▓█  ░▒▓█  ░▒▓█  ░▒▓█  █▓▓▓▓█  ░▒▓█   ░▒▓█  ░░ ░▒▓█  ░▒▓█  ░▒▓█  ░▒▓█  ░▒▓█  █▓▓▓▓█  ░▒▓█   ░▒▓█  ░░ ░▒▓█  ░▒▓█  ░▒▓█  ░▒▓█  ░▒▓█  █▓▓▓▓█  ░▒▓█   ░▒▓█  ░░ ░▒▓█  ░▒▓█  ░▒▓█  ░▒▓█  ░▒▓█
▓█  ░▒▓   ██▓██  ░▒▓██  ░░▒▓█  ░░ ░▒▓█  ░▒▓█  ░▒▓█  ░▒▓█  ░▒▓   ██▓██  ░▒▓██  ░░▒▓█  ░░ ░▒▓█  ░▒▓█  ░▒▓█  ░▒▓█  ░▒▓   ██▓██  ░▒▓██  ░░▒▓█  ░░ ░▒▓█  ░▒▓█  ░▒▓█  ░▒▓█  ░▒▓   ██▓██  ░▒▓██  ░░▒▓█  ░░ ░▒▓█  ░▒▓█  ░▒▓█  ░▒▓█
░▒▓█  ░▒░░   ██   ░▒▓█ █  ░▒▓█  ░▒░ ░▒▓█  ░▒▓█  ░▒▓█  ░▒▓█  ░▒░░   ██   ░▒▓█ █  ░▒▓█  ░▒░ ░▒▓█  ░▒▓█  ░▒▓█  ░▒▓█  ░▒░░   ██   ░▒▓█ █  ░▒▓█  ░▒░ ░▒▓█  ░▒▓█  ░▒▓█  ░▒▓█  ░▒░░   ██   ░▒▓█ █  ░▒▓█  ░▒░ ░▒▓█  ░▒▓█  ░▒▓█  ░▒▓█
░▒▓█  ░▒▒░       ░▒▒▓█   ░▒▓█  ░▒▒░ ░▒▓█  ░▒▓█  ░▒▓█  ░▒▓█  ░▒▒░       ░▒▒▓█   ░▒▓█  ░▒▒░ ░▒▓█  ░▒▓█  ░▒▓█  ░▒▓█  ░▒▒░       ░▒▒▓█   ░▒▓█  ░▒▒░ ░▒▓█  ░▒▓█  ░▒▓█  ░▒▓█  ░▒▒░       ░▒▒▓█   ░▒▓█  ░▒▒░ ░▒▓█  ░▒▓█  ░▒▓█  ░▒▓█
▓█  ░▒▓█  ▓▓▒░░    ░░▒▓▓█   ░▒▓█   ░▒▒░ ░▒▓█  ░▒▓█  ░▒▓█  ░▒▓█  ▓▓▒░░    ░░▒▓▓█   ░▒▓█   ░▒▒░ ░▒▓█  ░▒▓█  ░▒▓█  ░▒▓█  ▓▓▒░░    ░░▒▓▓█   ░▒▓█   ░▒▒░ ░▒▓█  ░▒▓█  ░▒▓█  ░▒▓█  ▓▓▒░░    ░░▒▓▓█   ░▒▓█   ░▒▒░ ░▒▓█  ░▒▓█  ░▒▓█
░▒▓█  ░▒▓█ ██▓▒▒░░░ ░▒▒▓██   ░▒▒▓█  ░▒▓▒░ ░▒▓█  ░▒▓█  ░▒▓█  ░▒▓█ ██▓▒▒░░░ ░▒▒▓██   ░▒▒▓█  ░▒▓▒░ ░▒▓█  ░▒▓█  ░▒▓█  ░▒▓█ ██▓▒▒░░░ ░▒▒▓██   ░▒▒▓█  ░▒▓▒░ ░▒▓█  ░▒▓█  ░▒▓█  ░▒▓█ ██▓▒▒░░░ ░▒▒▓██   ░▒▒▓█  ░▒▓▒░ ░▒▓█  ░▒▓█  ░▒▓█
░▒▓█  ░▒▓█  █▓▓▒▒▒░░▒▓▓█    ░▒▓▓█  ░▒▓▓▒░ ░▒▓█  ░▒▓█  ░▒▓█  ░▒▓█  █▓▓▒▒▒░░▒▓▓█    ░▒▓▓█  ░▒▓▓▒░ ░▒▓█  ░▒▓█  ░▒▓█  ░▒▓█  █▓▓▒▒▒░░▒▓▓█    ░▒▓▓█  ░▒▓▓▒░ ░▒▓█  ░▒▓█  ░▒▓█  ░▒▓█  █▓▓▒▒▒░░▒▓▓█    ░▒▓▓█  ░▒▓▓▒░ ░▒▓█  ░▒▓█  ░▒▓█
▓█  ░▒▓█  ░▒▓   ██▓▓▓▒▒▒▓██    ░▒▓▓█  ░▒▓█▓▒░ ░▒▓█  ░▒▓█  ░▒▓█  ░▒▓   ██▓▓▓▒▒▒▓██    ░▒▓▓█  ░▒▓█▓▒░ ░▒▓█  ░▒▓█  ░▒▓█  ░▒▓   ██▓▓▓▒▒▒▓██    ░▒▓▓█  ░▒▓█▓▒░ ░▒▓█  ░▒▓█  ░▒▓█  ░▒▓   ██▓▓▓▒▒▒▓██    ░▒▓▓█  ░▒▓█▓▒░ ░▒▓█  ░▒▓█
░▒▓█  ░▒▓█  ░▒░░   ███▓▓▓▓▓█  ░░░▒▓██  ░▒▓▓█▓▒░ ░▒▓█  ░▒▓█  ░▒▓█  ░▒░░   ███▓▓▓▓▓█  ░░░▒▓██  ░▒▓▓█▓▒░ ░▒▓█  ░▒▓█  ░▒▓█  ░▒░░   ███▓▓▓▓▓█  ░░░▒▓██  ░▒▓▓█▓▒░ ░▒▓█  ░▒▓█  ░▒▓█  ░▒░░   ███▓▓▓▓▓█  ░░░▒▓██  ░▒▓▓█▓▒░ ░▒▓█  ░▒▓█
░▒▓█  ░▒▓█  ░▒▒░     ██████   ░▒▒▓█   ░▒▒▓██▓▒░ ░▒▓█  ░▒▓█  ░▒▓█  ░▒▒░     ██████   ░▒▒▓█   ░▒▒▓██▓▒░ ░▒▓█  ░▒▓█  ░▒▓█  ░▒▒░     ██████   ░▒▒▓█   ░▒▒▓██▓▒░ ░▒▓█  ░▒▓█  ░▒▓█  ░▒▒░     ██████   ░▒▒▓█   ░▒▒▓██▓▒░ ░▒▓█  ░▒▓█
▓█  ░▒▓█  ░▒▓█  ▓▓▒░░            ░▒▓▓█   ░▒▓▓█ █▓▒░ ░▒▓█  ░▒▓█  ░▒▓█  ▓▓▒░░            ░▒▓▓█   ░▒▓▓█ █▓▒░ ░▒▓█  ░▒▓█  ░▒▓█  ▓▓▒░░            ░▒▓▓█   ░▒▓▓█ █▓▒░ ░▒▓█  ░▒▓█  ░▒▓█  ▓▓▒░░            ░▒▓▓█   ░▒▓▓█ █▓▒░ ░▒▓█
░▒▓█  ░▒▓█  ░▒▓█ ██▓▒▒░░░         ░▒▓██  ░░▒▓██  █▓▒░ ░▒▓█  ░▒▓█  ░▒▓█ ██▓▒▒░░░         ░▒▓██  ░░▒▓██  █▓▒░ ░▒▓█  ░▒▓█  ░▒▓█ ██▓▒▒░░░         ░▒▓██  ░░▒▓██  █▓▒░ ░▒▓█  ░▒▓█  ░▒▓█ ██▓▒▒░░░         ░▒▓██  ░░▒▓██  █▓▒░ ░▒▓█
░ ░▒▓█  ░▒▓█  ░▒▓█ ██▓▓▒▒▒░░░░░░░░░░▒▓█   ░▒▒▓█    █▓▒░ ░▒▓█  ░▒▓█  ░▒▓█ ██▓▓▒▒▒░░░░░░░░░░▒▓█   ░▒▒▓█    █▓▒░ ░▒▓█  ░▒▓█  ░▒▓█ ██▓▓▒▒▒░░░░░░░░░░▒▓█   ░▒▒▓█    █▓▒░ ░▒▓█  ░▒▓█  ░▒▓█ ██▓▓▒▒▒░░░░░░░░░░▒▓█   ░▒▒▓█    █▓▒░ ░▒▓█
▓▒░ ░▒▓█  ░▒▓█  ░▒▓  ███▓▓▓▒▒▒▒▒▒▒▒▒▒▒▓██  ░▒▓▓█     █▓▒░ ░▒▓█  ░▒▓█  ░▒▓  ███▓▓▓▒▒▒▒▒▒▒▒▒▒▒▓██  ░▒▓▓█     █▓▒░ ░▒▓█  ░▒▓█  ░▒▓  ███▓▓▓▒▒▒▒▒▒▒▒▒▒▒▓██  ░▒▓▓█     █▓▒░ ░▒▓█  ░▒▓█  ░▒▓  ███▓▓▓▒▒▒▒▒▒▒▒▒▒▒▓██  ░▒▓▓█     █▓▒░
█▓▒░ ░▒▓█  ░▒▓█  ░▒░  █ ███▓▓▓▓▓▓▒▓▓▓▒▓█    ░▒▓█  ░░  █▓▒░ ░▒▓█  ░▒▓█  ░▒░  █ ███▓▓▓▓▓▓▒▓▓▓▒▓█    ░▒▓█  ░░  █▓▒░ ░▒▓█  ░▒▓█  ░▒░  █ ███▓▓▓▓▓▓▒▓▓▓▒▓█    ░▒▓█  ░░  █▓▒░ ░▒▓█  ░▒▓█  ░▒░  █ ███▓▓▓▓▓▓▒▓▓▓▒▓█    ░▒▓█  ░░  █▓▒░
░  █▓▒░ ░▒▓█  ░▒▓█  ░▒░  █  ████▓██▓▓██▓▒▓█  ░░▒▓█  ░▒░  █▓▒░ ░▒▓█  ░▒▓█  ░▒░  █  ████▓██▓▓██▓▒▓█  ░░▒▓█  ░▒░  █▓▒░ ░▒▓█  ░▒▓█  ░▒░  █  ████▓██▓▓██▓▒▓█  ░░▒▓█  ░▒░  █▓▒░ ░▒▓█  ░▒▓█  ░▒░  █  ████▓██▓▓██▓▒▓█  ░░▒▓█  ░▒░
░▒░  █▓▒░ ░▒▓█  ░▒▓█  ▓▒░  █     ██ ███ █▓▓█   ░░▒▓█  ░▒░  █▓▒░ ░▒▓█  ░▒▓█  ▓▒░  █     ██ ███ █▓▓█   ░░▒▓█  ░▒░  █▓▒░ ░▒▓█  ░▒▓█  ▓▒░  █     ██ ███ █▓▓█   ░░▒▓█  ░▒░  █▓▒░ ░▒▓█  ░▒▓█  ▓▒░  █     ██ ███ █▓▓█   ░░▒▓█  ░▒░
░▒▒░  █▓▒░ ░▒▓█  ░▒▓█ █▓▒░  █            ████  ░▒▒▓█  ░▒▒░  █▓▒░ ░▒▓█  ░▒▓█ █▓▒░  █            ████  ░▒▒▓█  ░▒▒░  █▓▒░ ░▒▓█  ░▒▓█ █▓▒░  █            ████  ░▒▒▓█  ░▒▒░  █▓▒░ ░▒▓█  ░▒▓█ █▓▒░  █            ████  ░▒▒▓█  ░▒▒░
░▒▓▒░  █▓▒░ ░▒▓█  ░▒▓█ █▓▒░  █  ░              ░▒▓▓█  ░▒▓▒░  █▓▒░ ░▒▓█  ░▒▓█ █▓▒░  █  ░              ░▒▓▓█  ░▒▓▒░  █▓▒░ ░▒▓█  ░▒▓█ █▓▒░  █  ░              ░▒▓▓█  ░▒▓▒░  █▓▒░ ░▒▓█  ░▒▓█ █▓▒░  █  ░              ░▒▓▓█  ░▒▓▒░
██  ░▒▓▒░  █▓▒░ ░▒▓█  ░▒▓  █▓▒░  █  ░░░░░░ ░      ░▒▓███  ░▒▓▒░  █▓▒░ ░▒▓█  ░▒▓  █▓▒░  █  ░░░░░░ ░      ░▒▓███  ░▒▓▒░  █▓▒░ ░▒▓█  ░▒▓  █▓▒░  █  ░░░░░░ ░      ░▒▓███  ░▒▓▒░  █▓▒░ ░▒▓█  ░▒▓  █▓▒░  █  ░░░░░░ ░      ░▒▓███
█    ░▒▓▓▒░  █▓▒░ ░▒▓█  ░▒░  █▓▒░  █  ░▒▒▒▒░░░  ░░░░▒▓█    ░▒▓▓▒░  █▓▒░ ░▒▓█  ░▒░  █▓▒░  █  ░▒▒▒▒░░░  ░░░░▒▓█    ░▒▓▓▒░  █▓▒░ ░▒▓█  ░▒░  █▓▒░  █  ░▒▒▒▒░░░  ░░░░▒▓█    ░▒▓▓▒░  █▓▒░ ░▒▓█  ░▒░  █▓▒░  █  ░▒▒▒▒░░░  ░░░░▒▓█
▓█    ░▒▓█▓▒░  █▓▒░ ░▒▓█  ░▒░  █▓▒░  █  ░▒▓▓▒▒▒░░░▒▒▒▒▓█    ░▒▓█▓▒░  █▓▒░ ░▒▓█  ░▒░  █▓▒░  █  ░▒▓▓▒▒▒░░░▒▒▒▒▓█    ░▒▓█▓▒░  █▓▒░ ░▒▓█  ░▒░  █▓▒░  █  ░▒▓▓▒▒▒░░░▒▒▒▒▓█    ░▒▓█▓▒░  █▓▒░ ░▒▓█  ░▒░  █▓▒░  █  ░▒▓▓▒▒▒░░░▒▒▒▒▓█
▓▓█  ░░░▒▓██▓▒░  █▓▒░ ░▒▓█  ▓▒░  █▓▒░  █  ░▒▓▓▓▒▒▒▒▒▓▓▓▓█  ░░░▒▓██▓▒░  █▓▒░ ░▒▓█  ▓▒░  █▓▒░  █  ░▒▓▓▓▒▒▒▒▒▓▓▓▓█  ░░░▒▓██▓▒░  █▓▒░ ░▒▓█  ▓▒░  █▓▒░  █  ░▒▓▓▓▒▒▒▒▒▓▓▓▓█  ░░░▒▓██▓▒░  █▓▒░ ░▒▓█  ▓▒░  █▓▒░  █  ░▒▓▓▓▒▒▒▒▒▓▓▓▓█
███▓█  ░░▒▓█ █▓▒░  █▓▒░ ░▒▓█ █▓▒░  █▓▒░  █  ░▒▓█▓▓▓▓▓▓███▓█  ░░▒▓█ █▓▒░  █▓▒░ ░▒▓█ █▓▒░  █▓▒░  █  ░▒▓█▓▓▓▓▓▓███▓█  ░░▒▓█ █▓▒░  █▓▒░ ░▒▓█ █▓▒░  █▓▒░  █  ░▒▓█▓▓▓▓▓▓███▓█  ░░▒▓█ █▓▒░  █▓▒░ ░▒▓█ █▓▒░  █▓▒░  █  ░▒▓█▓▓▓▓▓▓███▓█
██  ██  ░▒▒▓█  █▓▒░  █▓▒░ ░▒▓█ █▓▒░  █▓▒░  █  ░▒▓███████  ██  ░▒▒▓█  █▓▒░  █▓▒░ ░▒▓█ █▓▒░  █▓▒░  █  ░▒▓███████  ██  ░▒▒▓█  █▓▒░  █▓▒░ ░▒▓█ █▓▒░  █▓▒░  █  ░▒▓███████  ██  ░▒▒▓█  █▓▒░  █▓▒░ ░▒▓█ █▓▒░  █▓▒░  █  ░▒▓███████  ██
Opinion dynamics in political
spaces
Eckehard Olbrich (Max Planck Institute for
Mathematics in the Sciences) will present at
the médialab research seminar.
EVENT, Research Seminar
Wednesday 17 January 2024 10:30 ⇥ 12:00
Salle C002, 1 place St-Thomas d'Aquin, 75007 Paris
Registration
Eckehard Olbrich (Max Planck Institute for Mathematics in
the Sciences) will present his work about the measurement
of the rise of new populist movements and parties during a
médialab research seminar.
Abstract